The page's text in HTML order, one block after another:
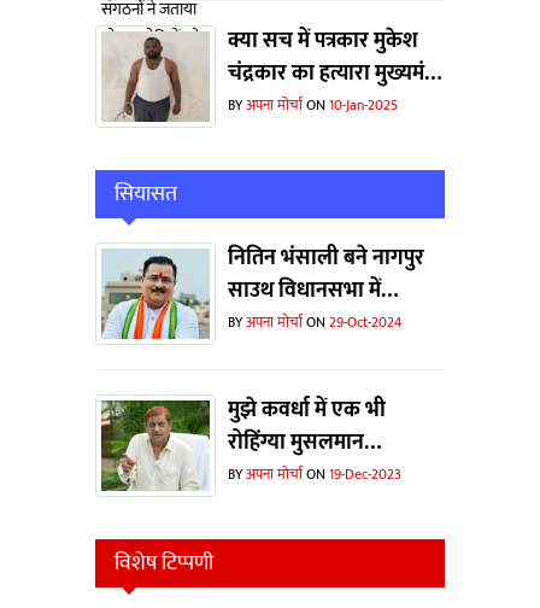
फांसी देने की मांग
क्या सच में पत्रकार मुकेश
चंद्रकार का हत्यारा मुख्यमंत्री
निवास गया था ?
BYअपना मोर्चाON10-Jan-2025
सियासत
नितिन भंसाली बने नागपुर
साउथ विधानसभा में
कॉर्डिनेटर
BYअपना मोर्चाON29-Oct-2024
मुझे कवर्धा में एक भी
रोहिंग्या मुसलमान
दिखाओ...भाजपा ने चुनाव
का इस्तेमाल किया- मोहम्मद
BYअपना मोर्चाON19-Dec-2023
विशेष टिप्पणी